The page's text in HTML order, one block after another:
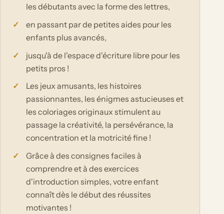
les débutants avec la forme des lettres,
en passant par de petites aides pour les
enfants plus avancés,
jusqu'à de l'espace d'écriture libre pour les
petits pros !
Les jeux amusants, les histoires
passionnantes, les énigmes astucieuses et
les coloriages originaux stimulent au
passage la créativité, la persévérance, la
concentration et la motricité fine !
Grâce à des consignes faciles à
comprendre et à des exercices
d'introduction simples, votre enfant
connaît dès le début des réussites
motivantes !